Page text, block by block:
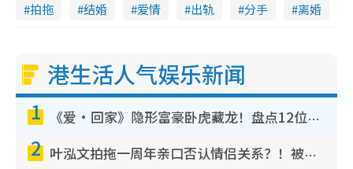
拍拖 结婚 爱情 出轨 分手 离婚
港生活人气娱乐新闻
1 《爱·回家》隐形富豪卧虎藏龙！盘点12位财气逼人的有钱艺人：这位美女3亿身家不愁做
2 叶泓文拍拖一周年亲口否认情侣关系？！被质疑感情造假竟称GM“普通同事”